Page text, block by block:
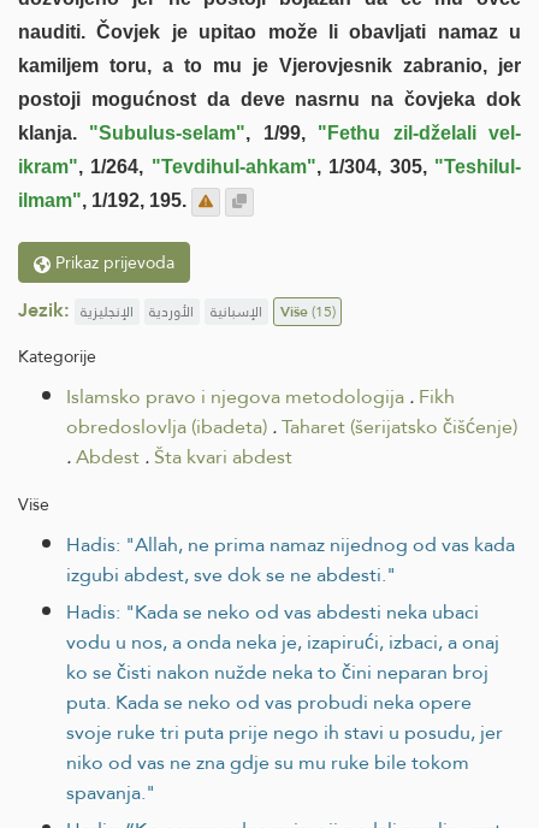
nauditi. Čovjek je upitao može li obavljati namaz u
kamiljem toru, a to mu je Vjerovjesnik zabranio, jer
postoji mogućnost da deve nasrnu na čovjeka dok
klanja. "Subulus-selam", 1/99, "Fethu zil-dželali vel-
ikram", 1/264, "Tevdihul-ahkam", 1/304, 305, "Teshilul-
ilmam", 1/192, 195.
Prikaz prijevoda
Jezik: الإنجليزية الأوردية الإسبانية Više(15)
Kategorije
Islamsko pravo i njegova metodologija.Fikh
obredoslovlja (ibadeta).Taharet (šerijatsko čišćenje)
.Abdest.Šta kvari abdest
Više
Hadis: "Allah, ne prima namaz nijednog od vas kada
izgubi abdest, sve dok se ne abdesti."
Hadis: "Kada se neko od vas abdesti neka ubaci
vodu u nos, a onda neka je, izapirući, izbaci, a onaj
ko se čisti nakon nužde neka to čini neparan broj
puta. Kada se neko od vas probudi neka opere
svoje ruke tri puta prije nego ih stavi u posudu, jer
niko od vas ne zna gdje su mu ruke bile tokom
spavanja."